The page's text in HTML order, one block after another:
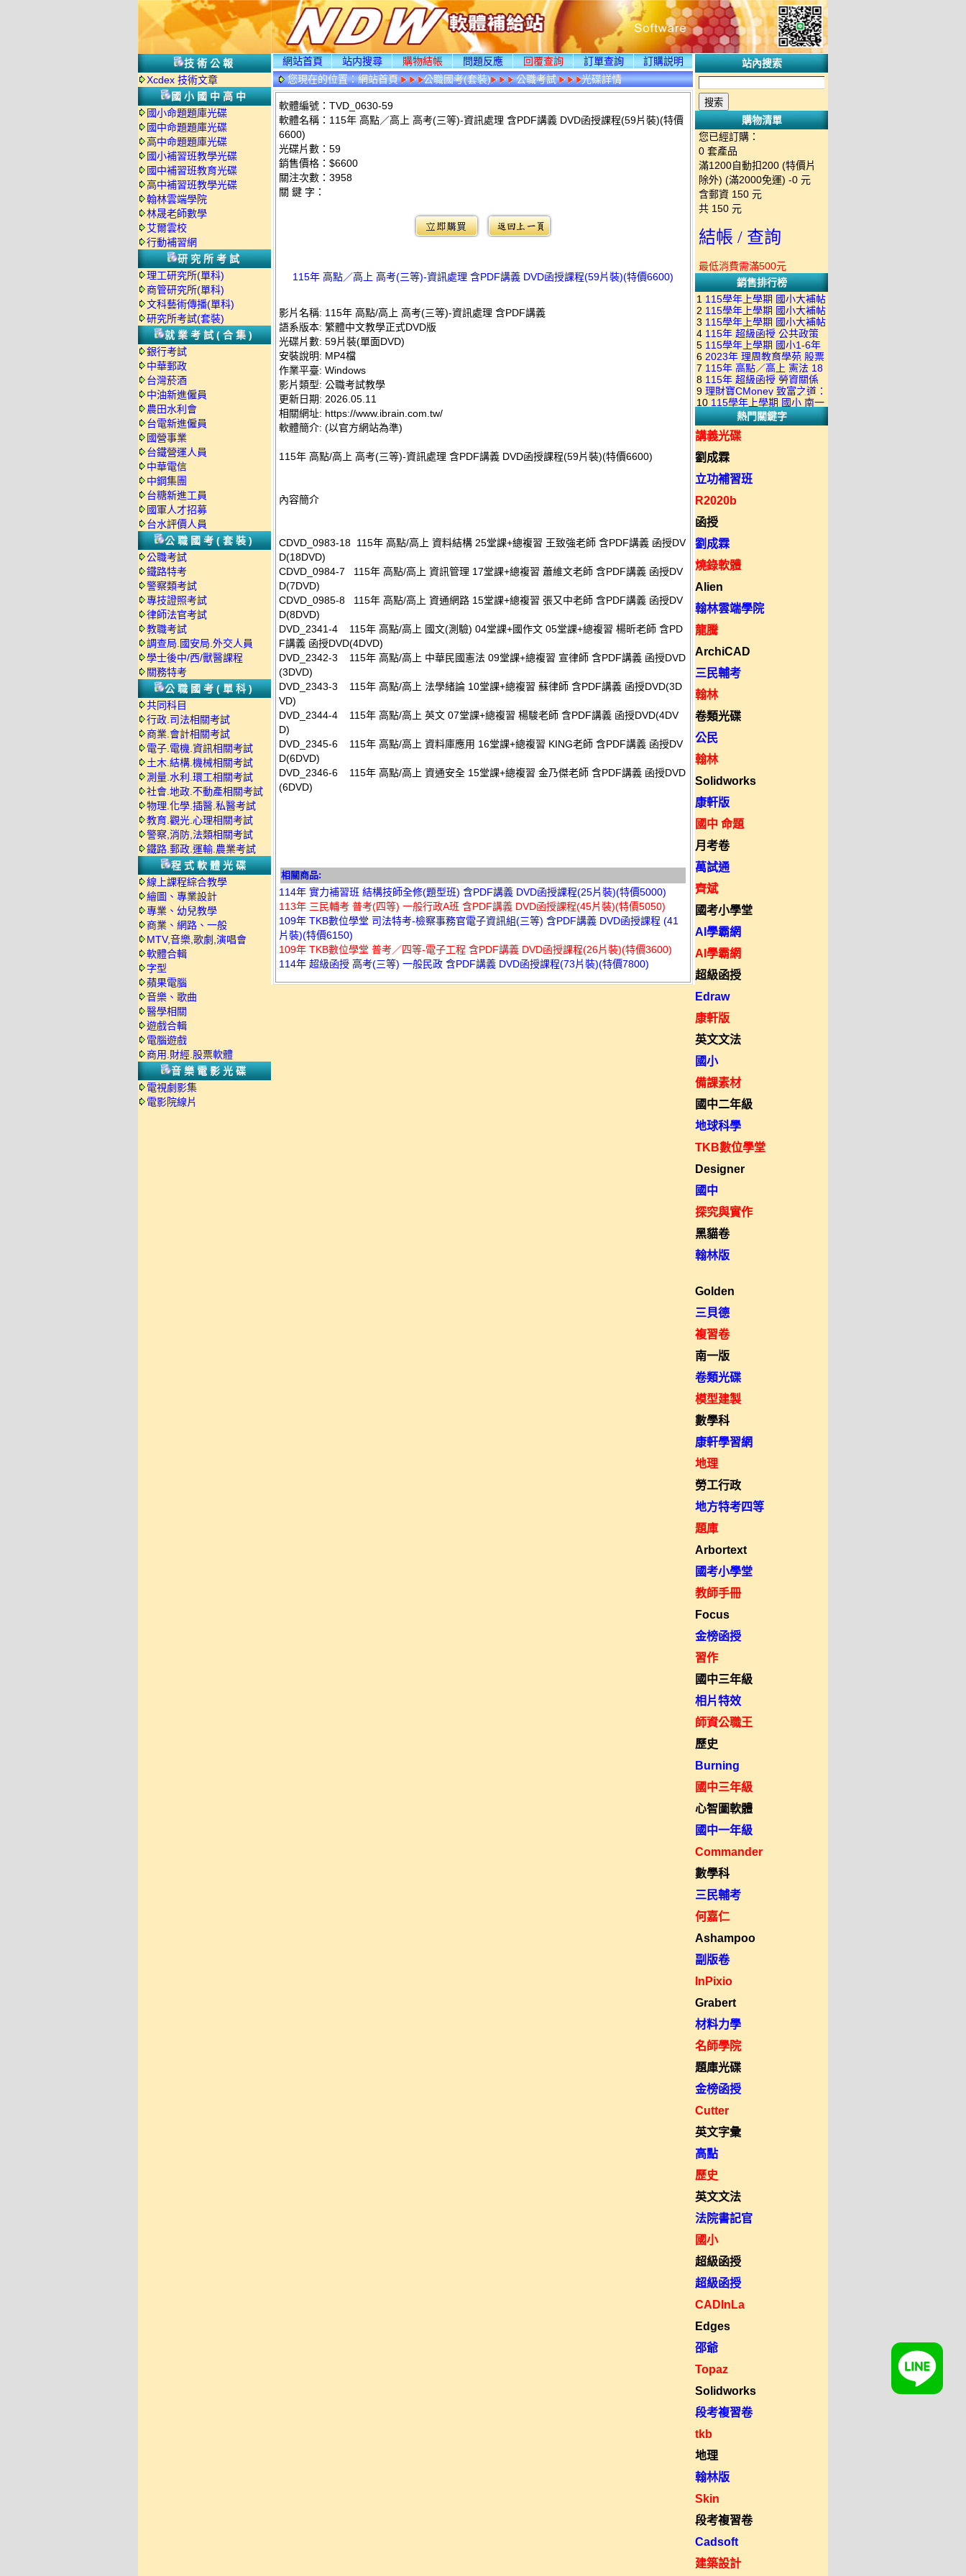
技術公報
Xcdex 技術文章
國小國中高中
國小命題題庫光碟
國中命題題庫光碟
高中命題題庫光碟
國小補習班教學光碟
國中補習班教育光碟
高中補習班教學光碟
翰林雲端學院
林晟老師數學
艾爾雲校
行動補習網
研究所考試
理工研究所(單科)
商管研究所(單科)
文科藝術傳播(單科)
研究所考試(套裝)
就業考試(合集)
銀行考試
中華郵政
台灣菸酒
中油新進僱員
農田水利會
台電新進僱員
國營事業
台鐵營運人員
中華電信
中鋼集團
台糖新進工員
國軍人才招募
台水評價人員
公職國考(套裝)
公職考試
鐵路特考
警察類考試
專技證照考試
律師法官考試
教職考試
調查局.國安局.外交人員
學士後中/西/獸醫課程
關務特考
公職國考(單科)
共同科目
行政.司法相關考試
商業.會計相關考試
電子.電機.資訊相關考試
土木.結構.機械相關考試
測量.水利.環工相關考試
社會.地政.不動產相關考試
物理.化學.插醫.私醫考試
教育.觀光.心理相關考試
警察,消防,法類相關考試
鐵路.郵政.運輸.農業考試
程式軟體光碟
線上課程綜合教學
繪圖、專業設計
專業、幼兒教學
商業、網路、一般
MTV,音樂,歌劇,演唱會
軟體合輯
字型
蘋果電腦
音樂、歌曲
醫學相關
遊戲合輯
電腦遊戲
商用.財經.股票軟體
音樂電影光碟
電視劇影集
電影院線片
網站首頁 站内搜尋 購物結帳 問題反應 回覆查詢 訂單查詢
訂購説明
您現在的位置：網站首頁 公職國考(套裝) 公職考試 光碟詳情
軟體編號：TVD_0630-59
軟體名稱：115年 高點／高上 高考(三等)-資訊處理 含PDF講義 DVD函授課程(59片裝)(特價
6600)
光碟片數：59
銷售價格：$6600
關注次數： 3958
關 鍵 字：
115年 高點／高上 高考(三等)-資訊處理 含PDF講義 DVD函授課程(59片裝)(特價6600)
影片名稱: 115年 高點/高上 高考(三等)-資訊處理 含PDF講義
語系版本: 繁體中文教學正式DVD版
光碟片數: 59片裝(單面DVD)
安裝說明: MP4檔
作業平臺: Windows
影片類型: 公職考試教學
更新日期: 2026.05.11
相關網址: https://www.ibrain.com.tw/
軟體簡介: (以官方網站為準)
115年 高點/高上 高考(三等)-資訊處理 含PDF講義 DVD函授課程(59片裝)(特價6600)
內容簡介
CDVD_0983-18 115年 高點/高上 資料結構 25堂課+總複習 王致強老師 含PDF講義 函授DV
D(18DVD)
CDVD_0984-7 115年 高點/高上 資訊管理 17堂課+總複習 蕭維文老師 含PDF講義 函授DV
D(7DVD)
CDVD_0985-8 115年 高點/高上 資通網路 15堂課+總複習 張又中老師 含PDF講義 函授DV
D(8DVD)
DVD_2341-4 115年 高點/高上 國文(測驗) 04堂課+國作文 05堂課+總複習 楊昕老師 含PD
F講義 函授DVD(4DVD)
DVD_2342-3 115年 高點/高上 中華民國憲法 09堂課+總複習 宣律師 含PDF講義 函授DVD
(3DVD)
DVD_2343-3 115年 高點/高上 法學緒論 10堂課+總複習 蘇律師 含PDF講義 函授DVD(3D
VD)
DVD_2344-4 115年 高點/高上 英文 07堂課+總複習 楊駿老師 含PDF講義 函授DVD(4DV
D)
DVD_2345-6 115年 高點/高上 資料庫應用 16堂課+總複習 KING老師 含PDF講義 函授DV
D(6DVD)
DVD_2346-6 115年 高點/高上 資通安全 15堂課+總複習 金乃傑老師 含PDF講義 函授DVD
(6DVD)
相關商品:
114年 實力補習班 結構技師全修(題型班) 含PDF講義 DVD函授課程(25片裝)(特價5000)
113年 三民輔考 普考(四等) 一般行政A班 含PDF講義 DVD函授課程(45片裝)(特價5050)
109年 TKB數位學堂 司法特考-檢察事務官電子資訊組(三等) 含PDF講義 DVD函授課程 (41
片裝)(特價6150)
109年 TKB數位學堂 普考／四等-電子工程 含PDF講義 DVD函授課程(26片裝)(特價3600)
114年 超級函授 高考(三等) 一般民政 含PDF講義 DVD函授課程(73片裝)(特價7800)
站內搜索
購物清單
您已經訂購：
0 套產品
滿1200自動扣200 (特價片
除外) (滿2000免運) -0 元
含郵資 150 元
共 150 元
結帳 / 查詢
最低消費需滿500元
銷售排行榜
1 115學年上學期 國小大補帖
南一版 國語+數學+社會+生活
+自然 1-6年級 教學光碟DVD
版(3DVD)
2 115學年上學期 國小大補帖
康軒版 國語+數學+社會+生活
+自然 1-6年級 教學光碟DVD
版(3DVD)
3 115學年上學期 國小大補帖
翰林版 國語+數學+社會+生活
+自然 1-6年級 教學光碟DVD
版(3DVD)
4 115年 超級函授 公共政策
22堂課+總複習 張楚老師 含
PDF講義 函授DVD(9DVD)
5 115學年上學期 國小1-6年
級 習作解答(含康軒.南一.翰林
全版本.全科目)合輯版 DVD版
6 2023年 理周教育學苑 股票
當沖煉金術 主講：朱家泓 國
語發音 DVD版
7 115年 高點／高上 憲法 18
堂課 宗台大老師 含PDF講義
函授DVD(8DVD)【適用於律
師司法考試】
8 115年 超級函授 勞資關係
概要 11堂課+總複習 陸川老
師 含PDF講義 函授
DVD(5DVD)
9 理財寶CMoney 致富之道：
上班族飆股攻略班 主講：朱
家泓+林穎 國語發音 DVD版
10 115學年上學期 國小 南一
版 教師手冊(全年級、全領域)
教學光碟DVD版
熱門關鍵字
講義光碟
劉成霖
立功補習班
R2020b
函授
劉成霖
燒錄軟體
Alien
翰林雲端學院
龍騰
ArchiCAD
三民輔考
翰林
卷類光碟
公民
翰林
Solidworks
康軒版
國中 命題
月考卷
萬試通
齊斌
國考小學堂
AI學霸網
AI學霸網
超級函授
Edraw
康軒版
英文文法
國小
備課素材
國中二年級
地球科學
TKB數位學堂
Designer
國中
探究與實作
黑貓卷
翰林版
Golden
三貝德
複習卷
南一版
卷類光碟
模型建製
數學科
康軒學習網
地理
勞工行政
地方特考四等
題庫
Arbortext
國考小學堂
教師手冊
Focus
金榜函授
習作
國中三年級
相片特效
師資公職王
歷史
Burning
國中三年級
心智圖軟體
國中一年級
Commander
數學科
三民輔考
何嘉仁
Ashampoo
副版卷
InPixio
Grabert
材料力學
名師學院
題庫光碟
金榜函授
Cutter
英文字彙
高點
歷史
英文文法
法院書記官
國小
超級函授
超級函授
CADInLa
Edges
邵爺
Topaz
Solidworks
段考複習卷
tkb
地理
翰林版
Skin
段考複習卷
Cadsoft
建築設計